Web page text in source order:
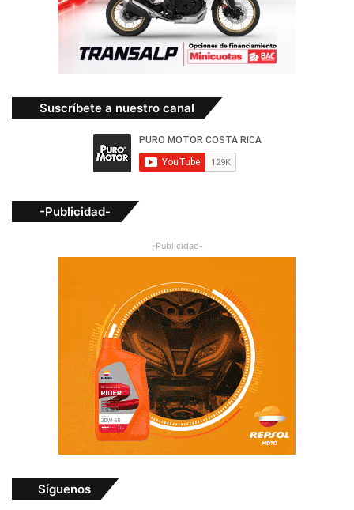
Suscríbete a nuestro canal
-Publicidad-
-Publicidad-
Síguenos